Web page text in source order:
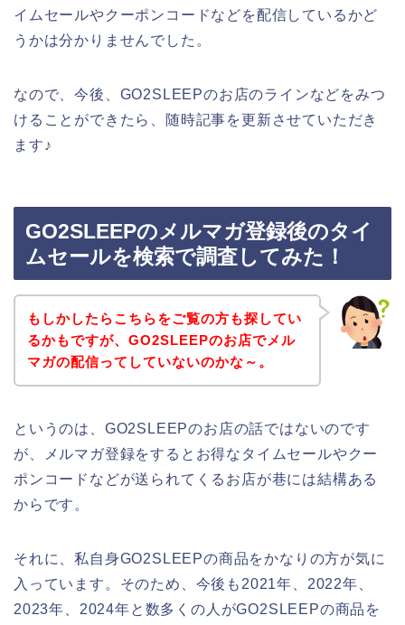
イムセールやクーポンコードなどを配信しているかど
うかは分かりませんでした。
なので、今後、GO2SLEEPのお店のラインなどをみつ
けることができたら、随時記事を更新させていただき
ます♪
GO2SLEEPのメルマガ登録後のタイ
ムセールを検索で調査してみた！
もしかしたらこちらをご覧の方も探してい
るかもですが、GO2SLEEPのお店でメル
マガの配信ってしていないのかな～。
というのは、GO2SLEEPのお店の話ではないのです
が、メルマガ登録をするとお得なタイムセールやクー
ポンコードなどが送られてくるお店が巷には結構ある
からです。
それに、私自身GO2SLEEPの商品をかなりの方が気に
入っています。そのため、今後も2021年、2022年、
2023年、2024年と数多くの人がGO2SLEEPの商品を